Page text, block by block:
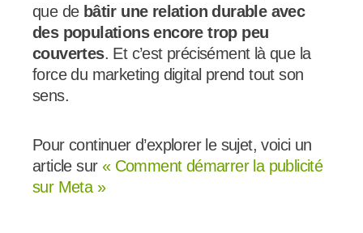
que de bâtir une relation durable avec
des populations encore trop peu
couvertes. Et c’est précisément là que la
force du marketing digital prend tout son
sens.
Pour continuer d’explorer le sujet, voici un
article sur « Comment démarrer la publicité
sur Meta »